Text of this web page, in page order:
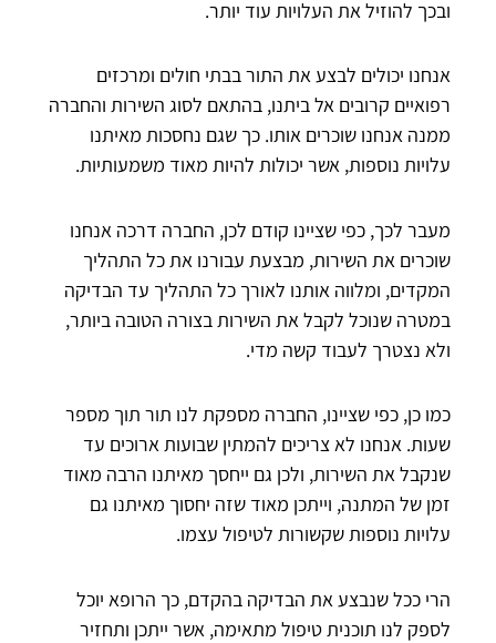
ובכך להוזיל את העלויות עוד יותר.
אנחנו יכולים לבצע את התור בבתי חולים ומרכזים
רפואיים קרובים אל ביתנו, בהתאם לסוג השירות והחברה
ממנה אנחנו שוכרים אותו. כך שגם נחסכות מאיתנו
עלויות נוספות, אשר יכולות להיות מאוד משמעותיות.
מעבר לכך, כפי שציינו קודם לכן, החברה דרכה אנחנו
שוכרים את השירות, מבצעת עבורנו את כל התהליך
המקדים, ומלווה אותנו לאורך כל התהליך עד הבדיקה
במטרה שנוכל לקבל את השירות בצורה הטובה ביותר,
ולא נצטרך לעבוד קשה מדי.
כמו כן, כפי שציינו, החברה מספקת לנו תור תוך מספר
שעות. אנחנו לא צריכים להמתין שבועות ארוכים עד
שנקבל את השירות, ולכן גם ייחסך מאיתנו הרבה מאוד
זמן של המתנה, וייתכן מאוד שזה יחסוך מאיתנו גם
עלויות נוספות שקשורות לטיפול עצמו.
הרי ככל שנבצע את הבדיקה בהקדם, כך הרופא יוכל
לספק לנו תוכנית טיפול מתאימה, אשר ייתכן ותחזיר